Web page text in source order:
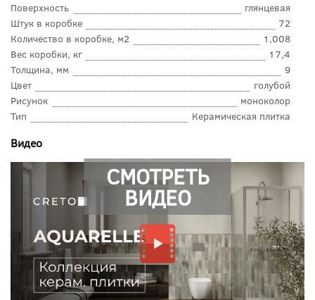
Поверхность
глянцевая
Штук в коробке
72
Количество в коробке, м2
1,008
Вес коробки, кг
17,4
Толщина, мм
9
Цвет
голубой
Рисунок
моноколор
Тип
Керамическая плитка
Видео
СМОТРЕТЬ
ВИДЕО